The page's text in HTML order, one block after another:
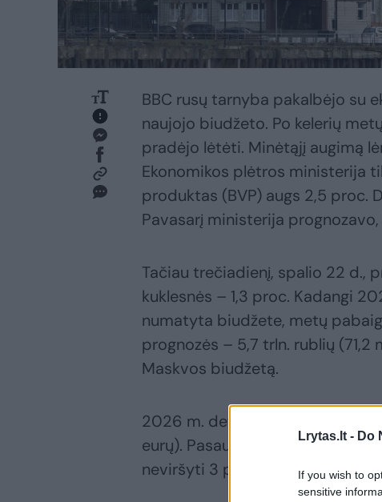
Lrytas.lt - Do
If you wish to
sensitive
BBC rusų tarnyba pakalbėjo su
naujojo biudžeto. Po kelerių
pradėjo lėtėti. Minėtąjį augimą
Ekonomikos plėtros ministerija
produktas (BVP) augs 2,5 proc.
Pavasarį ministerija
Tačiau trečiadienį, spalio 22 d.,
kuklesnės – 1,3 proc. Kadangi
numatyta biudžete, metų
prognozės – 5,7 trln. rublių
Maskvos biudžetą.
2026 m. deficitas
eurų). Pasaulio mastu tai –
neviršyti 3 proc. BVP.